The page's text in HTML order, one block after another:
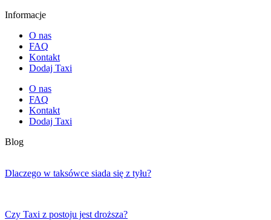
Informacje
O nas
FAQ
Kontakt
Dodaj Taxi
O nas
FAQ
Kontakt
Dodaj Taxi
Blog
Dlaczego w taksówce siada się z tyłu?
Czy Taxi z postoju jest droższa?